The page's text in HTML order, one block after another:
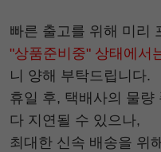
빠른 출고를 위해 미리
"상품준비중" 상태에서
니 양해 부탁드립니다.
휴일 후, 택배사의 물량
다 지연될 수 있으나,
최대한 신속 배송을 위